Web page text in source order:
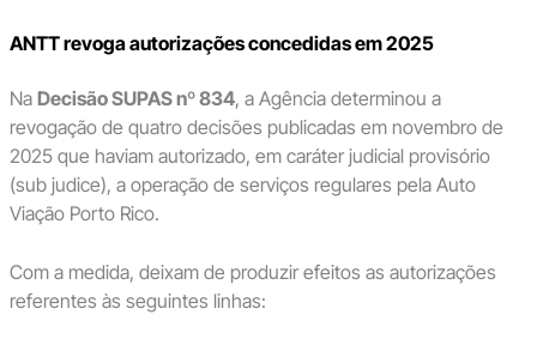
ANTT revoga autorizações concedidas em 2025
Na Decisão SUPAS nº 834, a Agência determinou a
revogação de quatro decisões publicadas em novembro de
2025 que haviam autorizado, em caráter judicial provisório
(sub judice), a operação de serviços regulares pela Auto
Viação Porto Rico.
Com a medida, deixam de produzir efeitos as autorizações
referentes às seguintes linhas: